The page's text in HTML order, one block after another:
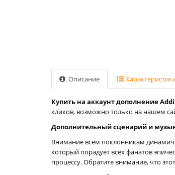
Описание
Купить на аккаунт дополнение
кликов, возможно только на нашем
Дополнительный сценарий и
Внимание всем поклонникам
который порадует всех фанатов
процессу. Обратите внимание, что